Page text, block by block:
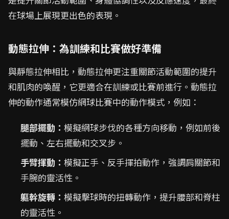
在球場上展現更出色的表現。
動態拉伸：為訓練和比賽做好準備
與靜態拉伸相比，動態拉伸更注重關節活動範圍的提升
和肌肉的喚醒，它更適合在訓練或比賽前進行。動態拉
伸的動作通常模仿網球比賽中的動作模式，例如：
腿部擺動： 模擬網球步伐的各種方向移動，例如前後
擺動、左右擺動和交叉步。
手臂揮動： 模擬正手、反手揮拍動作，強調肩關節和
手腕的靈活性。
軀幹旋轉： 模擬擊球時的扭轉動作，提升腰部和脊柱
的靈活性。